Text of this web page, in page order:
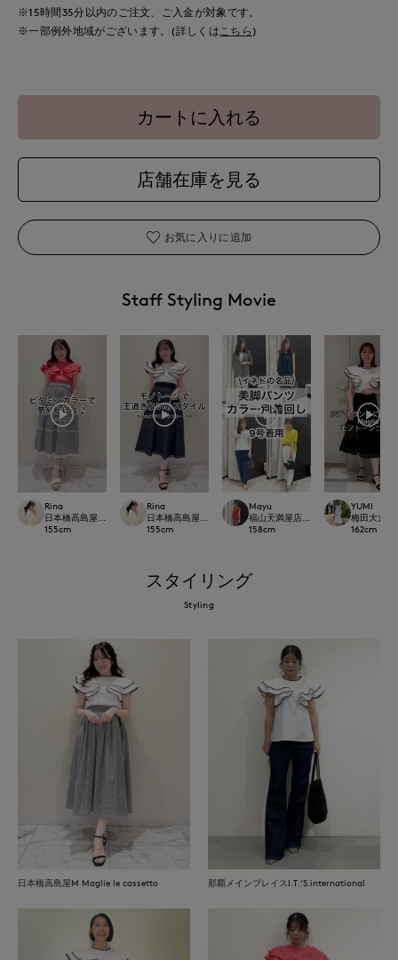
※15時間35分以内のご注文、ご入金が対象です。
※一部例外地域がございます。(詳しくは こちら )
カートに入れる
店舗在庫を見る
お気に入りに追加
Staff Styling Movie
Rina
日本橋高島屋M Maglie le cassetto
155cm
Rina
日本橋高島屋M Maglie le cassetto
155cm
Mayu
福山天満屋店INED/7-IDconcept./
158cm
YUMI
梅田大丸
162cm
スタイリング
Styling
日本橋高島屋M Maglie le cassetto 那覇メインプレイスI.T.'S.international